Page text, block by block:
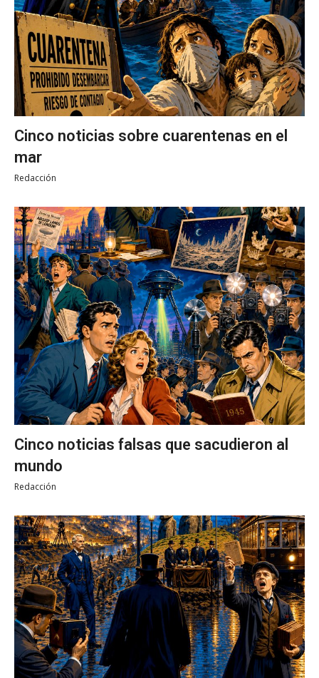
Cinco noticias sobre cuarentenas en el
mar
Redacción
Cinco noticias falsas que sacudieron al
mundo
Redacción